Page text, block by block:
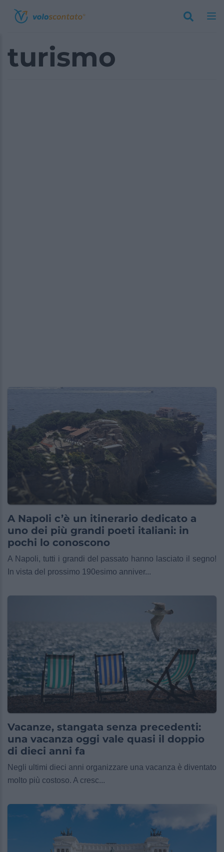
turismo
A Napoli c’è un itinerario dedicato a
uno dei più grandi poeti italiani: in
pochi lo conoscono
A Napoli, tutti i grandi del passato hanno lasciato il segno!
In vista del prossimo 190esimo anniver...
Vacanze, stangata senza precedenti:
una vacanza oggi vale quasi il doppio
di dieci anni fa
Negli ultimi dieci anni organizzare una vacanza è diventato
molto più costoso. A cresc...